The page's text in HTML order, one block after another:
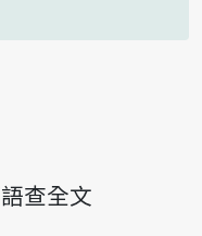
查全文